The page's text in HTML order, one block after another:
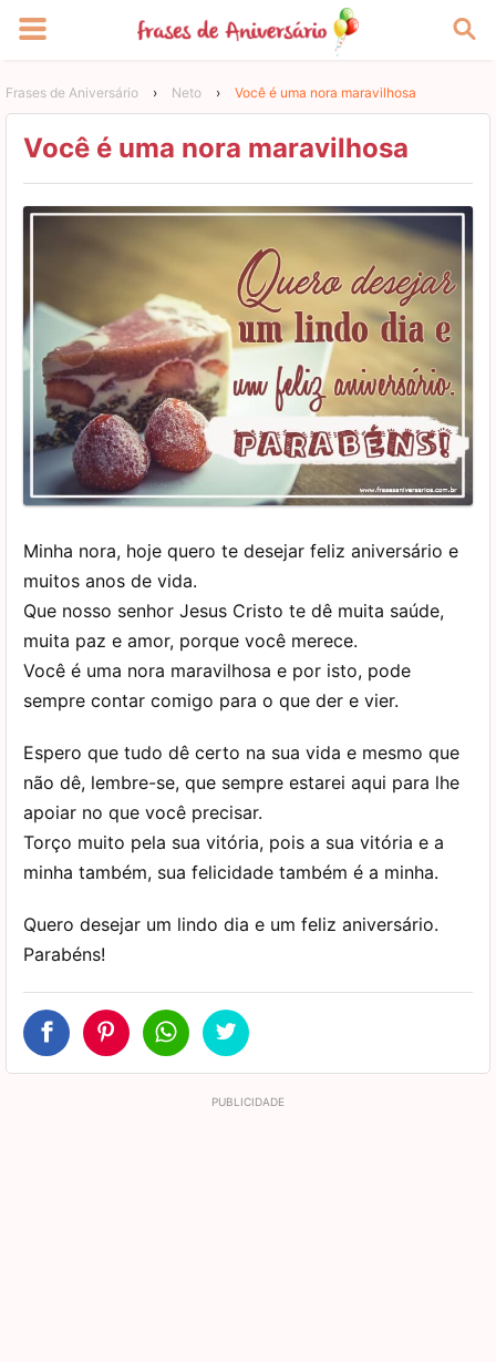
Frases de Aniversário › Neto › Você é uma nora maravilhosa
Você é uma nora maravilhosa
Minha nora, hoje quero te desejar feliz aniversário e
muitos anos de vida.
Que nosso senhor Jesus Cristo te dê muita saúde,
muita paz e amor, porque você merece.
Você é uma nora maravilhosa e por isto, pode
sempre contar comigo para o que der e vier.
Espero que tudo dê certo na sua vida e mesmo que
não dê, lembre-se, que sempre estarei aqui para lhe
apoiar no que você precisar.
Torço muito pela sua vitória, pois a sua vitória e a
minha também, sua felicidade também é a minha.
Quero desejar um lindo dia e um feliz aniversário.
Parabéns!